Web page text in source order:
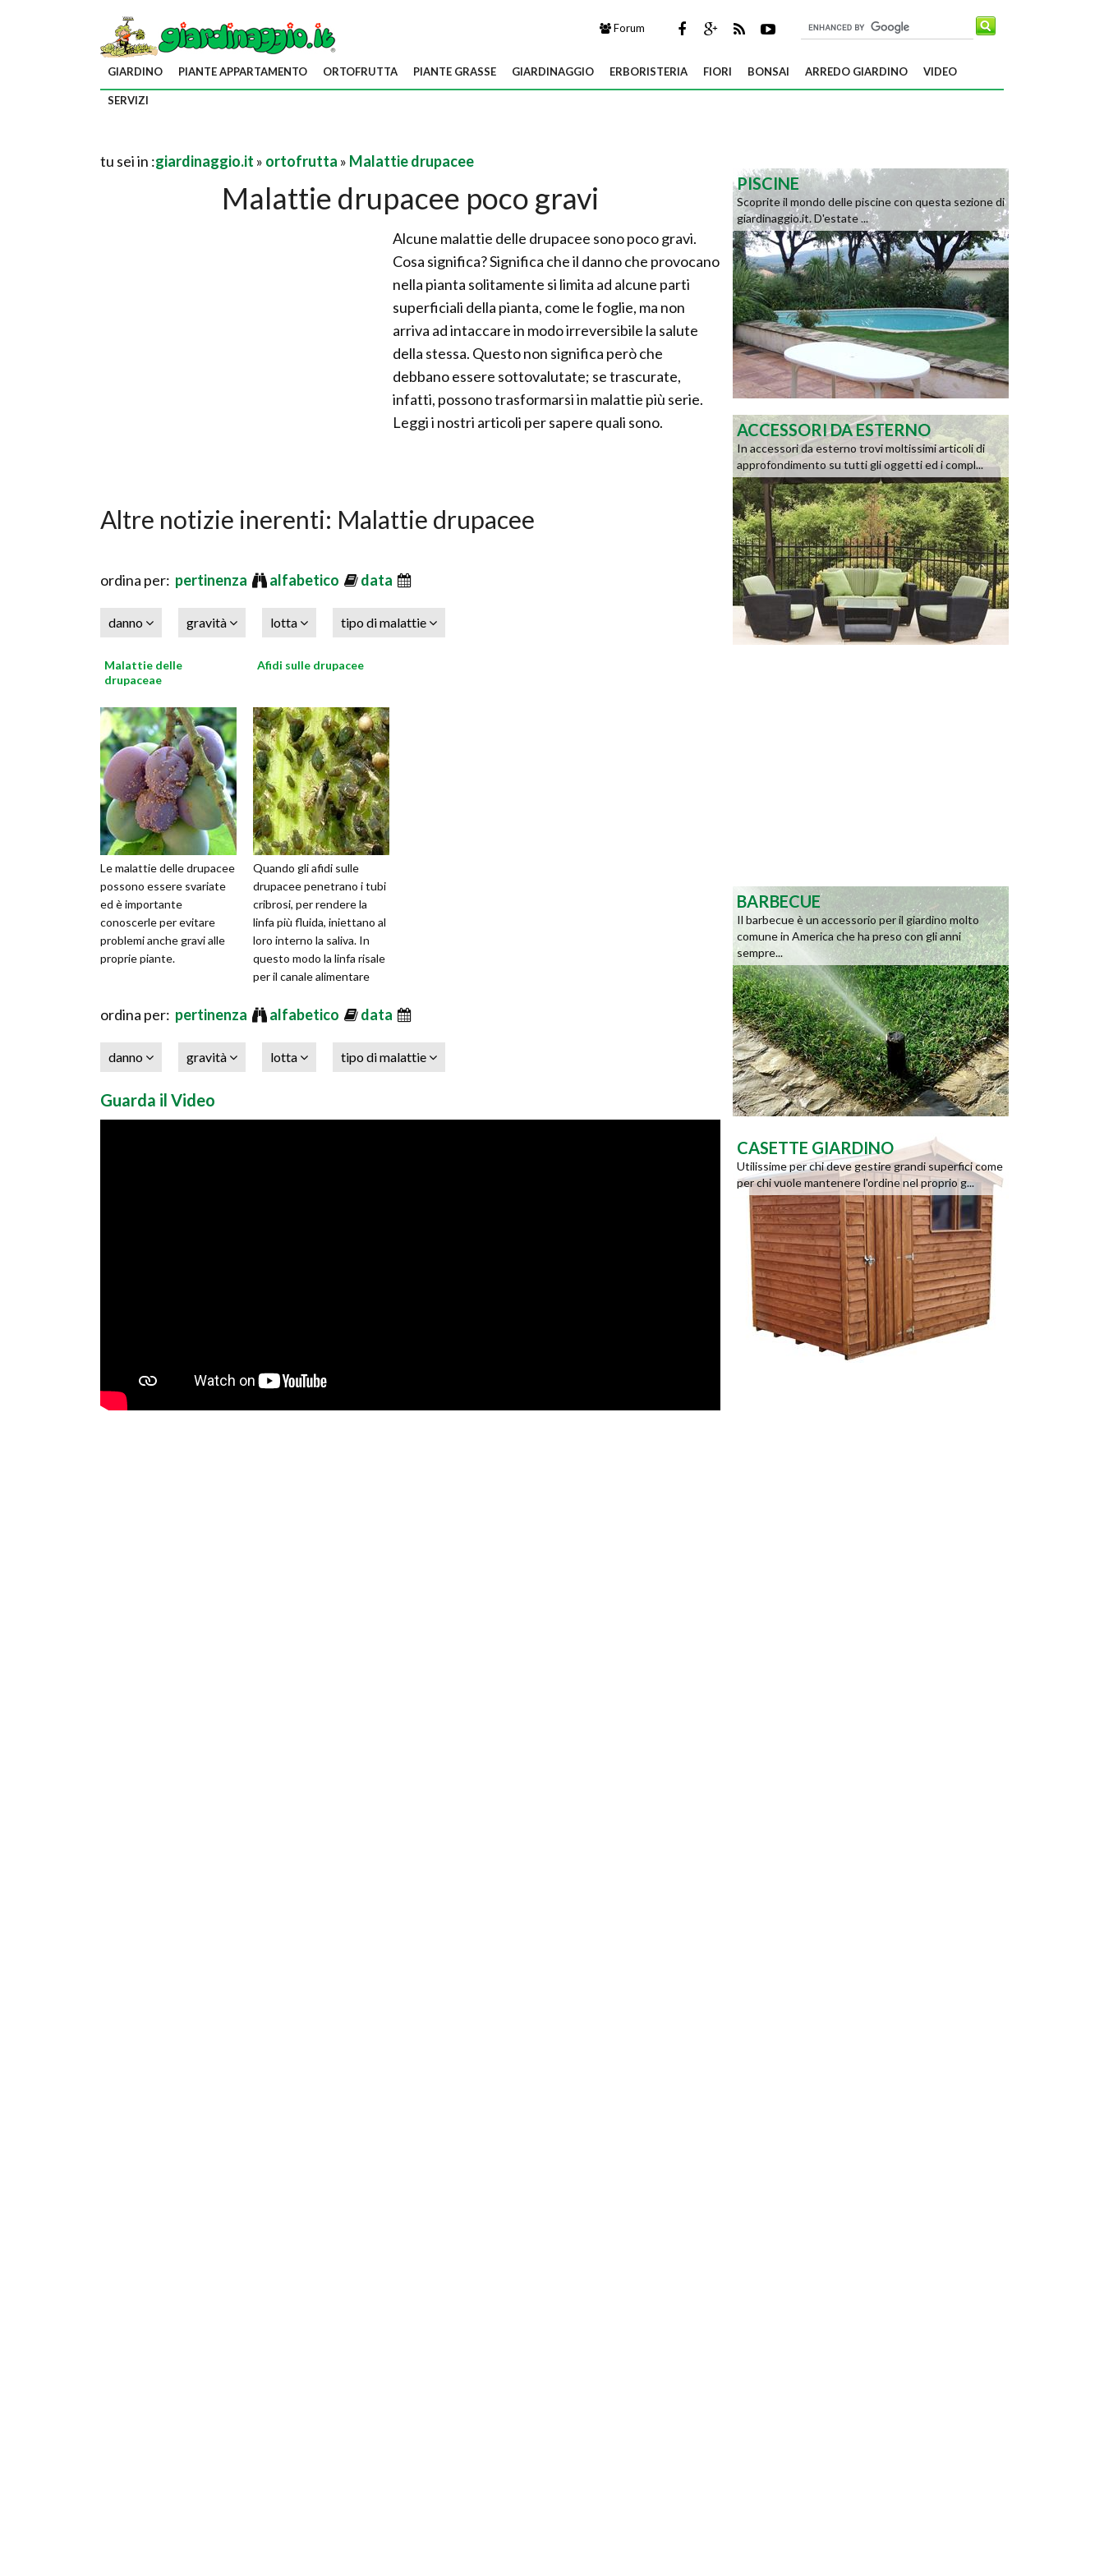
Forum
GIARDINO PIANTE APPARTAMENTO ORTOFRUTTA PIANTE GRASSE GIARDINAGGIO ERBORISTERIA FIORI BONSAI ARREDO GIARDINO VIDEO
SERVIZI
tu sei in :giardinaggio.it » ortofrutta » Malattie drupacee
Malattie drupacee poco gravi
Alcune malattie delle drupacee sono poco gravi.
Cosa significa? Significa che il danno che provocano
nella pianta solitamente si limita ad alcune parti
superficiali della pianta, come le foglie, ma non
arriva ad intaccare in modo irreversibile la salute
della stessa. Questo non significa però che
debbano essere sottovalutate; se trascurate,
infatti, possono trasformarsi in malattie più serie.
Leggi i nostri articoli per sapere quali sono.
Altre notizie inerenti: Malattie drupacee
ordina per: pertinenza alfabetico data
danno gravità lotta tipo di malattie
Malattie delle
drupaceae
Le malattie delle drupacee
possono essere svariate
ed è importante
conoscerle per evitare
problemi anche gravi alle
proprie piante.
Afidi sulle drupacee
Quando gli afidi sulle
drupacee penetrano i tubi
cribrosi, per rendere la
linfa più fluida, iniettano al
loro interno la saliva. In
questo modo la linfa risale
per il canale alimentare
ordina per: pertinenza alfabetico data
danno gravità lotta tipo di malattie
Guarda il Video
PISCINE
Scoprite il mondo delle piscine con questa sezione di
giardinaggio.it. D'estate ...
ACCESSORI DA ESTERNO
In accessori da esterno trovi moltissimi articoli di
approfondimento su tutti gli oggetti ed i compl...
BARBECUE
Il barbecue è un accessorio per il giardino molto
comune in America che ha preso con gli anni
sempre...
CASETTE GIARDINO
Utilissime per chi deve gestire grandi superfici come
per chi vuole mantenere l'ordine nel proprio g...